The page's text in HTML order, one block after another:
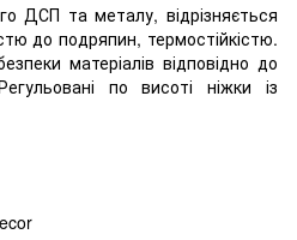
ДСП та металу, відрізняється
до подряпин, термостійкістю.
матеріалів відповідно до
по висоті ніжки із